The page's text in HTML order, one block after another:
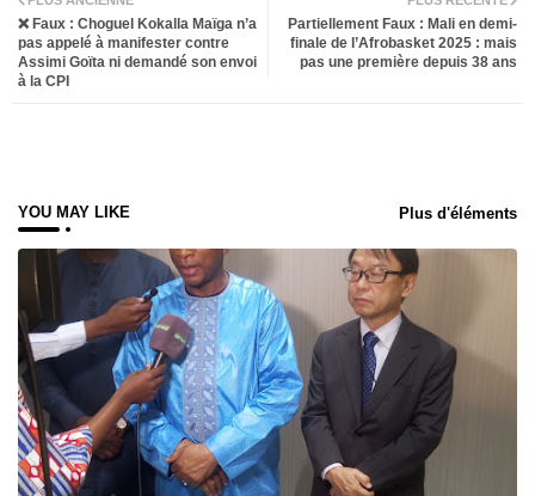
ter atsa
Partiellement Faux : Mali en demi-
finale de l’Afrobasket 2025 : mais
pas une première depuis 38 ans
❌ Faux : Choguel Kokalla Maïga n’a
pas appelé à manifester contre
Assimi Goïta ni demandé son envoi
à la CPI
YOU MAY LIKE Plus d'éléments